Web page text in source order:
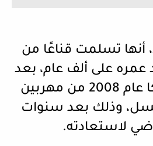
أنها تسلمت قناعًا من
عمره على ألف عام، بعد
أن صادرته بلجيكا عام 2008 من مهربين
وذلك بعد سنوات
لاستعادته.